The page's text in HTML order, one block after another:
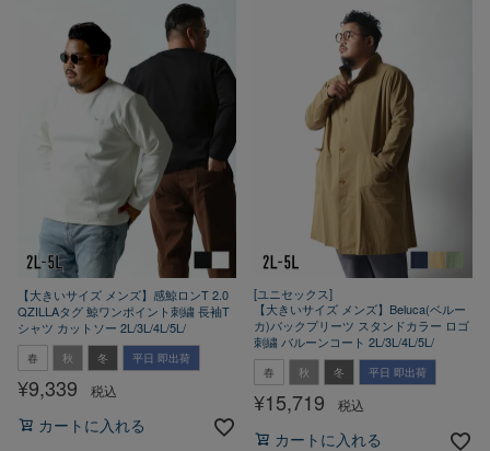
【大きいサイズ メンズ】感鯨ロンT 2.0
QZILLAタグ 鯨ワンポイント刺繍 長袖T
シャツ カットソー 2L/3L/4L/5L/
春 秋 冬 平日 即出荷
¥9,339 税込
カートに入れる
[ユニセックス]
【大きいサイズ メンズ】Beluca(ベルー
カ)バックプリーツ スタンドカラー ロゴ
刺繍 バルーンコート 2L/3L/4L/5L/
春 秋 冬 平日 即出荷
¥15,719 税込
カートに入れる